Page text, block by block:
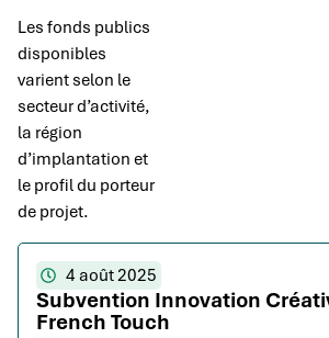
Les fonds publics
disponibles
varient selon le
secteur d’activité,
la région
d’implantation et
le profil du porteur
de projet.
4 août 2025
Subvention Innovation
French Touch